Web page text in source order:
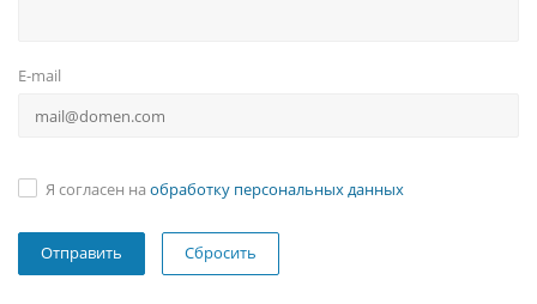
E-mail
Я согласен на обработку персональных данных
Сбросить